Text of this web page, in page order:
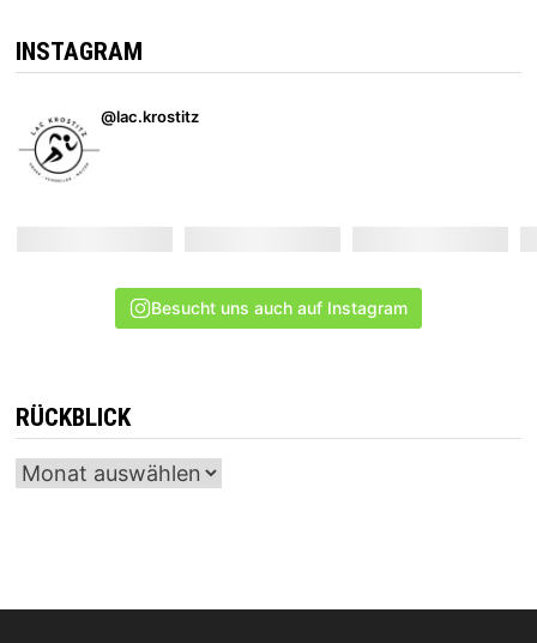
INSTAGRAM
@lac.krostitz
Besucht uns auch auf Instagram
RÜCKBLICK
Archiv